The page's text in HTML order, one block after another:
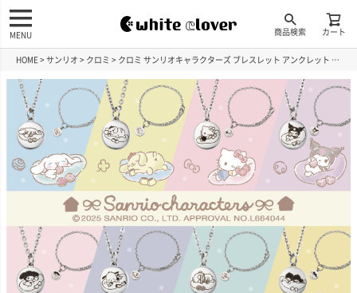
商品検索 カート
MENU
HOME サンリオ クロミ クロミ サンリオキャラクターズ ブレスレット アンクレット ステンレス SAST-B002SV_KU